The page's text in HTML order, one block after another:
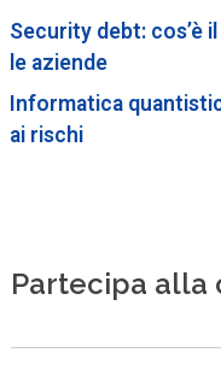
Security debt: cos’è
le aziende
Informatica
ai rischi
Partecipa alla